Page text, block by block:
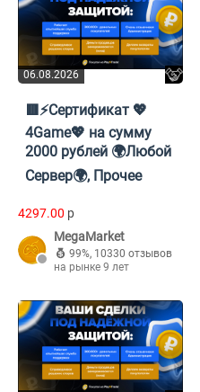
06.08.2026
🟥⚡️Сертификат 💖
4Game💖 на сумму
2000 рублей 🌍Любой
Сервер🌍, Прочее
4297.00 p
MegaMarket
99%, 10330 отзывов
на рынке 9 лет